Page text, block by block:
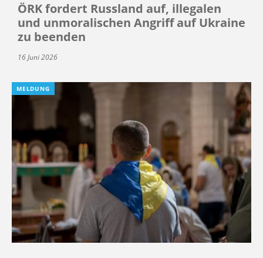
ÖRK fordert Russland auf, illegalen
und unmoralischen Angriff auf Ukraine
zu beenden
16 Juni 2026
MELDUNG